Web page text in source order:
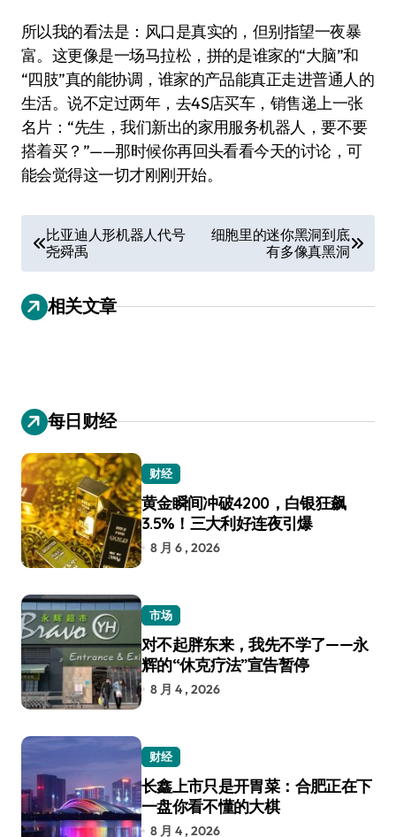
所以我的看法是：风口是真实的，但别指望一夜暴
富。这更像是一场马拉松，拼的是谁家的“大脑”和
“四肢”真的能协调，谁家的产品能真正走进普通人的
生活。说不定过两年，去4S店买车，销售递上一张
名片：“先生，我们新出的家用服务机器人，要不要
搭着买？”——那时候你再回头看看今天的讨论，可
能会觉得这一切才刚刚开始。
章
导
航
比亚迪人形机器人代号
尧舜禹
细胞里的迷你黑洞到底
有多像真黑洞
相关文章
每日财经
财经
黄金瞬间冲破4200，白银狂飙
3.5%！三大利好连夜引爆
8 月 6 , 2026
市场
对不起胖东来，我先不学了——永
辉的“休克疗法”宣告暂停
8 月 4 , 2026
财经
长鑫上市只是开胃菜：合肥正在下
一盘你看不懂的大棋
8 月 4 , 2026